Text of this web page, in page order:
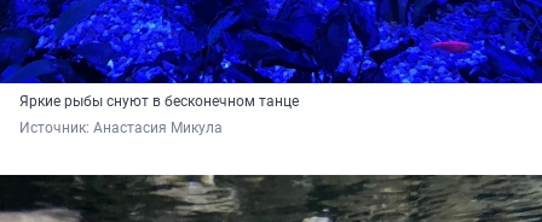
Яркие рыбы снуют в бесконечном танце
Источник: Анастасия Микула